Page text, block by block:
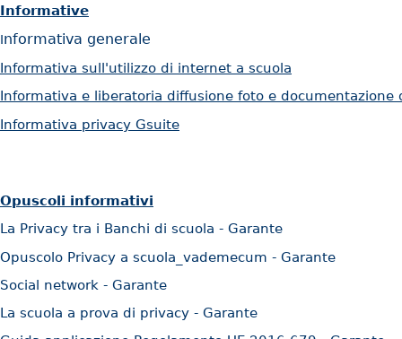
Informative
Informativa generale
Informativa sull'utilizzo di internet a scuola
Informativa e liberatoria diffusione foto e documentazione
Informativa privacy Gsuite
Opuscoli informativi
La Privacy tra i Banchi di scuola - Garante
Opuscolo Privacy a scuola_vademecum - Garante
Social network - Garante
La scuola a prova di privacy - Garante